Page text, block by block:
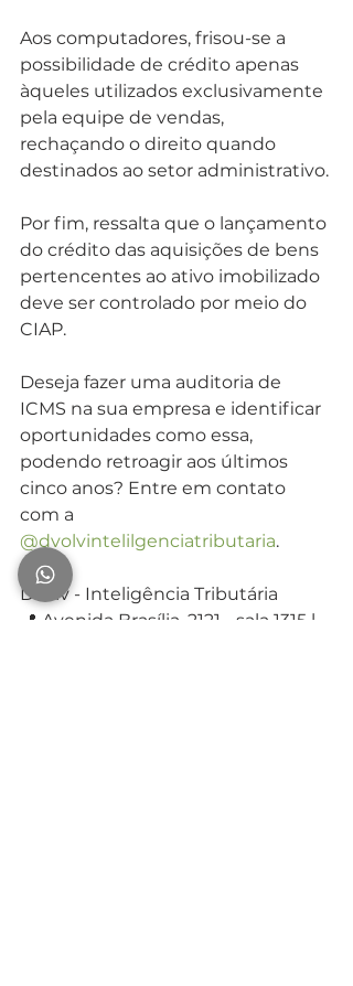
Aos computadores, frisou-se a
possibilidade de crédito apenas
àqueles utilizados exclusivamente
pela equipe de vendas,
rechaçando o direito quando
destinados ao setor administrativo.
Por fim, ressalta que o lançamento
do crédito das aquisições de bens
pertencentes ao ativo imobilizado
deve ser controlado por meio do
CIAP.
Deseja fazer uma auditoria de
ICMS na sua empresa e identificar
oportunidades como essa,
podendo retroagir aos últimos
cinco anos? Entre em contato
com a
@dvolvintelilgenciatributaria.
Dvolv - Inteligência Tributária
📍 Avenida Brasília, 2121 - sala 1315 l